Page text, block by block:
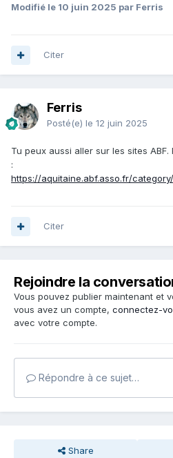
Modifié le 10 juin 2025 par Ferris
Citer
Ferris
Posté(e) le 12 juin 2025
Tu peux aussi aller sur les sites
:
https://aquitaine.abf.asso.fr/
Citer
Rejoindre la
Vous pouvez publier maintenant et
vous avez un compte, connectez-
avec votre compte.
Répondre à ce sujet…
Share